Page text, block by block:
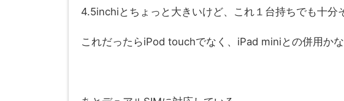
4.5inchiとちょっと大きいけど、これ１台持ちでも十分
これだったらiPod touchでなく、iPad miniとの併用かな